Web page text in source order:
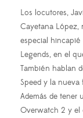
Los locutores,
Cayetana López,
especial
Legends, en el
También hablan
Speed y la
Además de tener
Overwatch 2 y el